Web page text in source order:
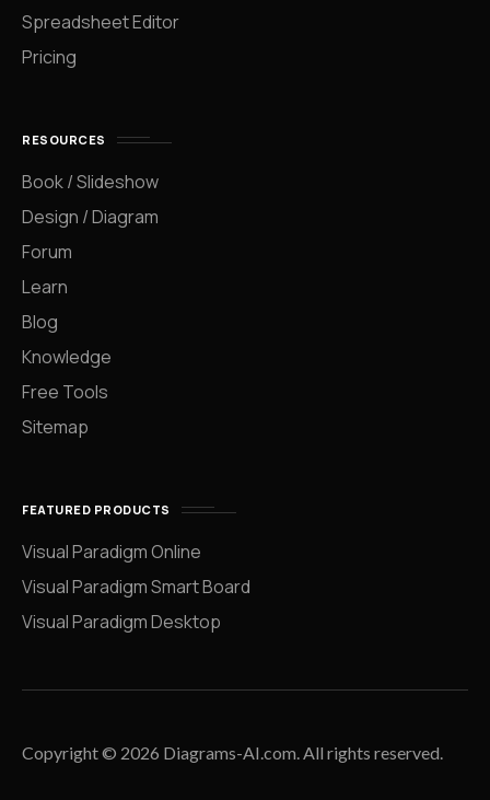
Spreadsheet Editor
Pricing
RESOURCES
Book / Slideshow
Design / Diagram
Forum
Learn
Blog
Knowledge
Free Tools
Sitemap
FEATURED PRODUCTS
Visual Paradigm Online
Visual Paradigm Smart Board
Visual Paradigm Desktop
Copyright © 2026 Diagrams-AI.com. All rights reserved.